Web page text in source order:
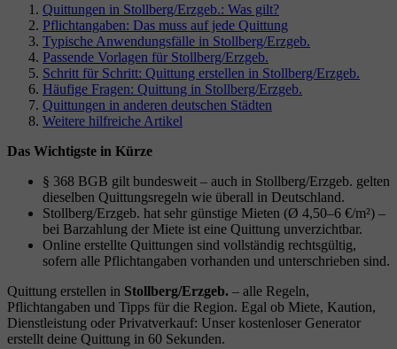
Quittungen in Stollberg/Erzgeb.: Was gilt?
Pflichtangaben: Das muss auf jede Quittung
Typische Anwendungsfälle in Stollberg/Erzgeb.
Passende Vorlagen für Stollberg/Erzgeb.
Schritt für Schritt: Quittung erstellen in Stollberg/Erzgeb.
Häufige Fragen: Quittung in Stollberg/Erzgeb.
Quittungen in anderen deutschen Städten
Weitere hilfreiche Artikel
Das Wichtigste in Kürze
§ 368 BGB gilt bundesweit – auch in Stollberg/Erzgeb. gelten
dieselben Quittungsregeln wie überall in Deutschland.
Stollberg/Erzgeb. hat sehr günstige Mieten (Ø 4,50–6 €/m²) –
bei Barzahlung der Miete ist eine Quittung unverzichtbar.
Online erstellte Quittungen sind vollständig rechtsgültig,
sofern alle Pflichtangaben vorhanden und unterschrieben sind.
Quittung erstellen in Stollberg/Erzgeb. – alle Regeln,
Pflichtangaben und Tipps für die Region. Egal ob Miete, Kaution,
Dienstleistung oder Privatverkauf: Unser kostenloser Generator
erstellt deine Quittung in 60 Sekunden.